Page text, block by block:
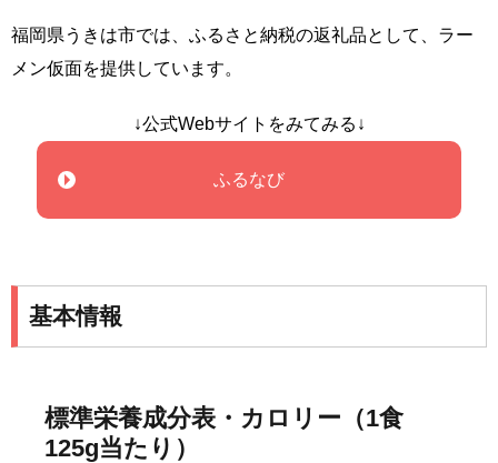
福岡県うきは市では、ふるさと納税の返礼品として、ラー
メン仮面を提供しています。
↓公式Webサイトをみてみる↓
ふるなび
基本情報
標準栄養成分表・カロリー（1食
125g当たり）